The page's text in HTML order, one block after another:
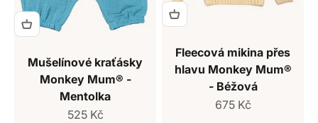
Mušelínové kraťásky
Monkey Mum® -
Mentolka
Prodejní cena
525 Kč
Fleecová mikina přes
hlavu Monkey Mum®
- Béžová
Prodejní cena
675 Kč